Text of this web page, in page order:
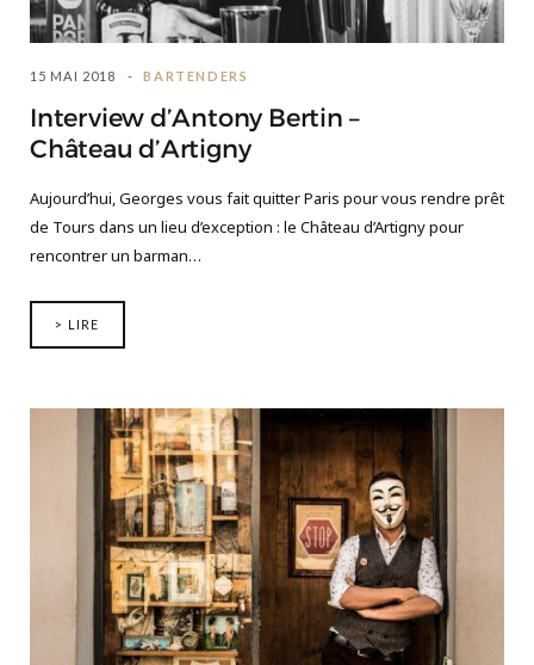
15 MAI 2018 BARTENDERS
Interview d’Antony Bertin –
Château d’Artigny
Aujourd’hui, Georges vous fait quitter Paris pour vous rendre prêt
de Tours dans un lieu d’exception : le Château d’Artigny pour
rencontrer un barman…
> LIRE